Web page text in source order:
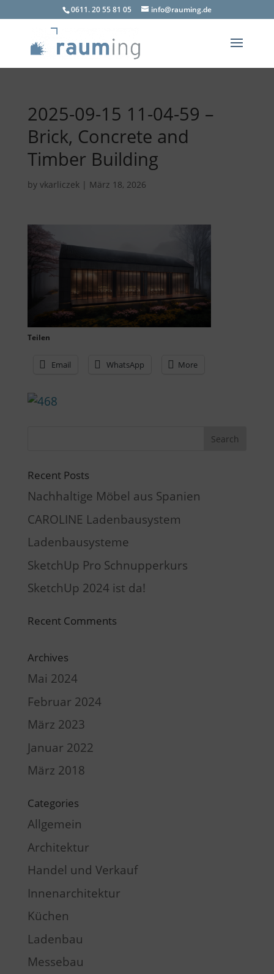
0611. 20 55 81 05 info@rauming.de
2025-09-15 11-04-59 –
Brick, Concrete and
Timber Building
by vkarliczek| März 18, 2026
Teilen
Email WhatsApp More
Recent Posts
Nachhaltige Möbel aus Spanien
CAROLINE Ladenbausystem
Ladenbausysteme
SketchUp Pro Schnupperkurs
SketchUp 2024 ist da!
Recent Comments
Archives
Mai 2024
Februar 2024
März 2023
Januar 2022
März 2018
Categories
Allgemein
Architektur
Handel und Verkauf
Innenarchitektur
Küchen
Ladenbau
Messebau